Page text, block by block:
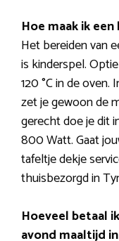
Hoe maak ik
Het bereiden van
is kinderspel.
120 °C in de
zet je gewoon de
gerecht doe je dit
800 Watt. Gaat
tafeltje dekje
thuisbezorgd in
Hoeveel betaal
avond maaltijd